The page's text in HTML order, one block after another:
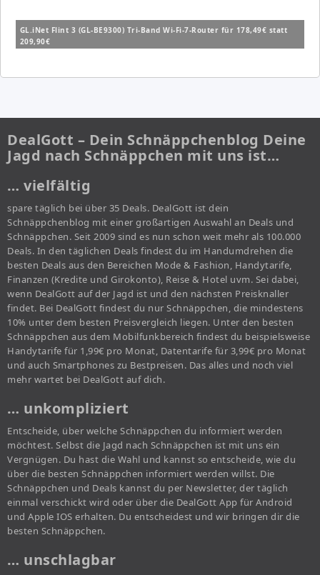
GL.iNet Flint 3 (GL-BE9300) Tri-Band Wi-Fi-7-Router für 178,49€ statt
209,90€
DealGott – Dein Schnäppchenblog Deine
Jagd nach Schnäppchen mit uns ist…
… vielfältig
spare täglich bei über 35 Deals. DealGott ist dein
Schnäppchenblog mit einer großartigen Auswahl an Deals und
Schnäppchen. Seit 2009 sind es nun schon weit mehr als 100.000
Deals. In den täglichen Deals findest du im Handumdrehen die
besten Deals aus den Bereichen Mode & Fashion, Handytarife,
Finanzen (Kredite und Girokonto), Reise & Hotel uvm. Sei dabei,
wenn DealGott auf der Jagd ist und den nächsten Preisknaller
findet. Bei DealGott findest du nur Schnäppchen, die mindestens
10% unter dem besten Preisvergleich liegen. Unter den besten
Schnäppchen aus dem Mobilfunkbereich findest du beispielsweise
Handytarife für 1,99€ pro Monat, Datentarife für 3,99€ pro Monat
und auch Smartphones zu Bestpreisen. Das alles und noch viel
mehr wartet bei DealGott auf dich.
… unkompliziert
Entscheide, über welche Schnäppchen du informiert werden
möchtest. Selbst die Jagd nach Schnäppchen ist mit uns ein
Vergnügen. Du hast die Wahl und kannst so entscheide, wie du
über die besten Schnäppchen informiert werden willst. Die
Schnäppchen und Deals kannst du per Newsletter, der täglich
einmal verschickt wird oder über die DealGott App für Android
und Apple IOS erhalten. Du entscheidest und wir bringen dir die
besten Schnäppchen.
… unschlagbar